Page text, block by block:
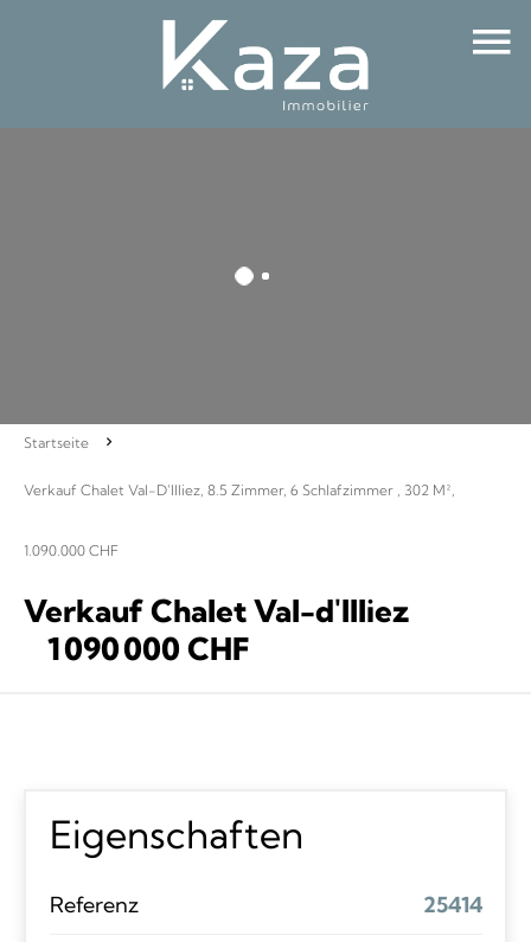
Startseite
Verkauf Chalet Val-D'Illiez, 8.5 Zimmer, 6 Schlafzimmer , 302 M²,
1.090.000 CHF
Verkauf Chalet Val-d'Illiez
1 090 000 CHF
Eigenschaften
Referenz 25414